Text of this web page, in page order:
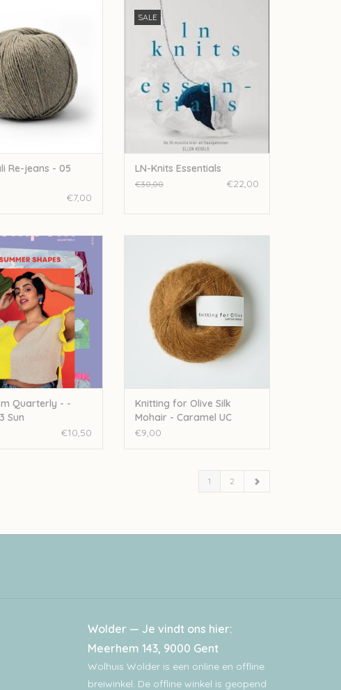
AAN WINKELWAGEN
Re-jeans - 05
€7,00
SALE
LN-Knits Essentials
TOEVOEGEN AAN WINKELWAGEN
LN-Knits Essentials
€30,00 €22,00
PomPom Quarterly - -
Issue 33 Sun
AAN WINKELWAGEN
Quarterly - -
Sun
€10,50
knitting for olive Knitting for Olive
Silk Mohair - Caramel UC
TOEVOEGEN AAN WINKELWAGEN
Knitting for Olive Silk
Mohair - Caramel UC
€9,00
1 2
Wolder — Je vindt ons hier:
Meerhem 143, 9000 Gent
Wolhuis Wolder is een online en offline
breiwinkel. De offline winkel is geopend